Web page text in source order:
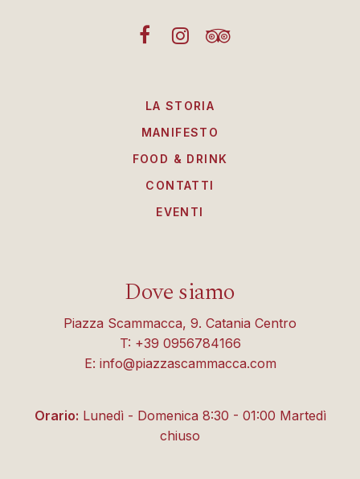
LA STORIA
MANIFESTO
FOOD & DRINK
CONTATTI
EVENTI
Dove siamo
Piazza Scammacca, 9. Catania Centro
T: +39 0956784166
E: info@piazzascammacca.com
Orario: Lunedì - Domenica 8:30 - 01:00 Martedì
chiuso